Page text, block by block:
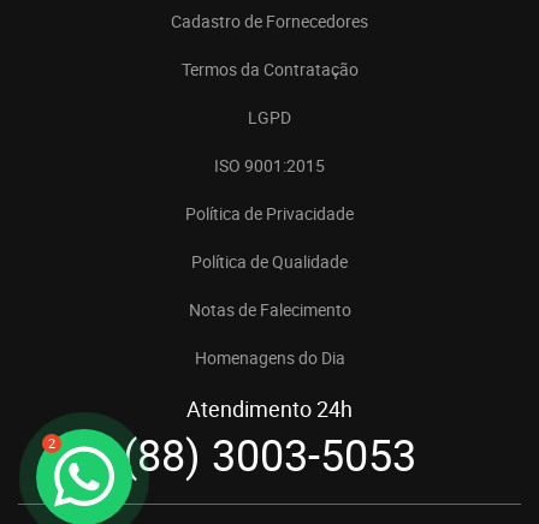
2
Cadastro de Fornecedores
Termos da Contratação
LGPD
ISO 9001:2015
Política de Privacidade
Política de Qualidade
Notas de Falecimento
Homenagens do Dia
Atendimento 24h
(88) 3003-5053